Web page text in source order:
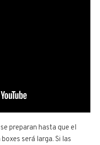
preparan hasta que el
será larga. Si las